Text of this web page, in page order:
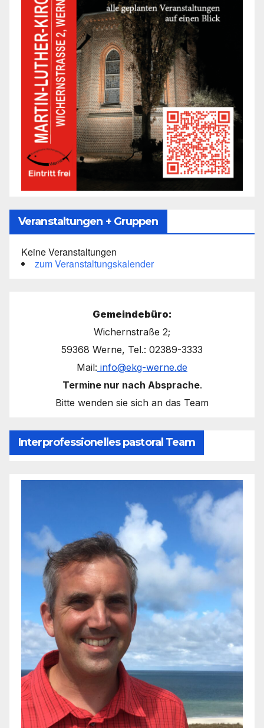
Veranstaltungen + Gruppen
Keine Veranstaltungen
zum Veranstaltungskalender
Gemeindebüro:
Wichernstraße 2;
59368 Werne, Tel.: 02389-3333
Mail: info@ekg-werne.de
Termine nur nach Absprache.
Bitte wenden sie sich an das Team
Interprofessionelles pastoral Team